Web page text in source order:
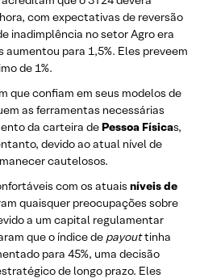
com expectativas de reversão
inadimplência no setor Agro era
aumentou para 1,5%. Eles preveem
de 1%.
que confiam em seus modelos de
as ferramentas necessárias
da carteira de Pessoa Físicas,
devido ao atual nível de
cautelosos.
​​com os atuais níveis de
quaisquer preocupações sobre
a um capital regulamentar
que o índice de payouttinha
para 45%, uma decisão
de longo prazo. Eles